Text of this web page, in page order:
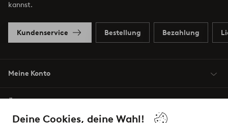
Deine Cookies, deine Wahl!
kannst.
Kundenservice Bestellung Bezahlung
Meine Konto